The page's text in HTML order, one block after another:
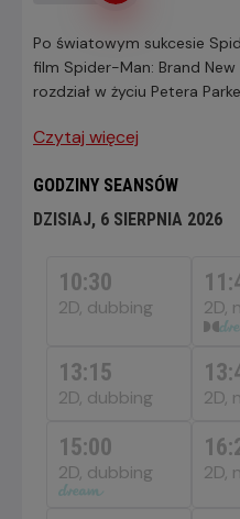
Po światowym sukcesie
film Spider-Man: Brand
rozdział w życiu Petera
Czytaj więcej
GODZINY SEANSÓW
DZISIAJ, 6 SIERPNIA 2026
SIERPNIA
2026
10:30
2D, dubbing 2D,
13:15
2D, dubbing 2D,
15:00
2D, dubbing 2D,